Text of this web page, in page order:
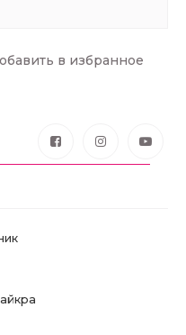
в избранное